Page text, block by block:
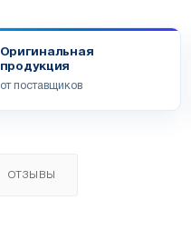
Оригинальная
продукция
от поставщиков
ОТЗЫВЫ